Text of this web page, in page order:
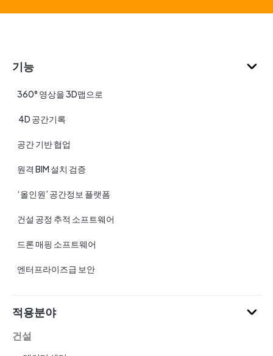
기능
360° 영상을 3D맵으로
4D 공간기록
공간 기반 협업
원격 BIM 설치 검증
‘올인원’ 공간정보 플랫폼
건설 공정 추적 소프트웨어
드론 매핑 소프트웨어
엔터프라이즈급 보안
적용분야
건설